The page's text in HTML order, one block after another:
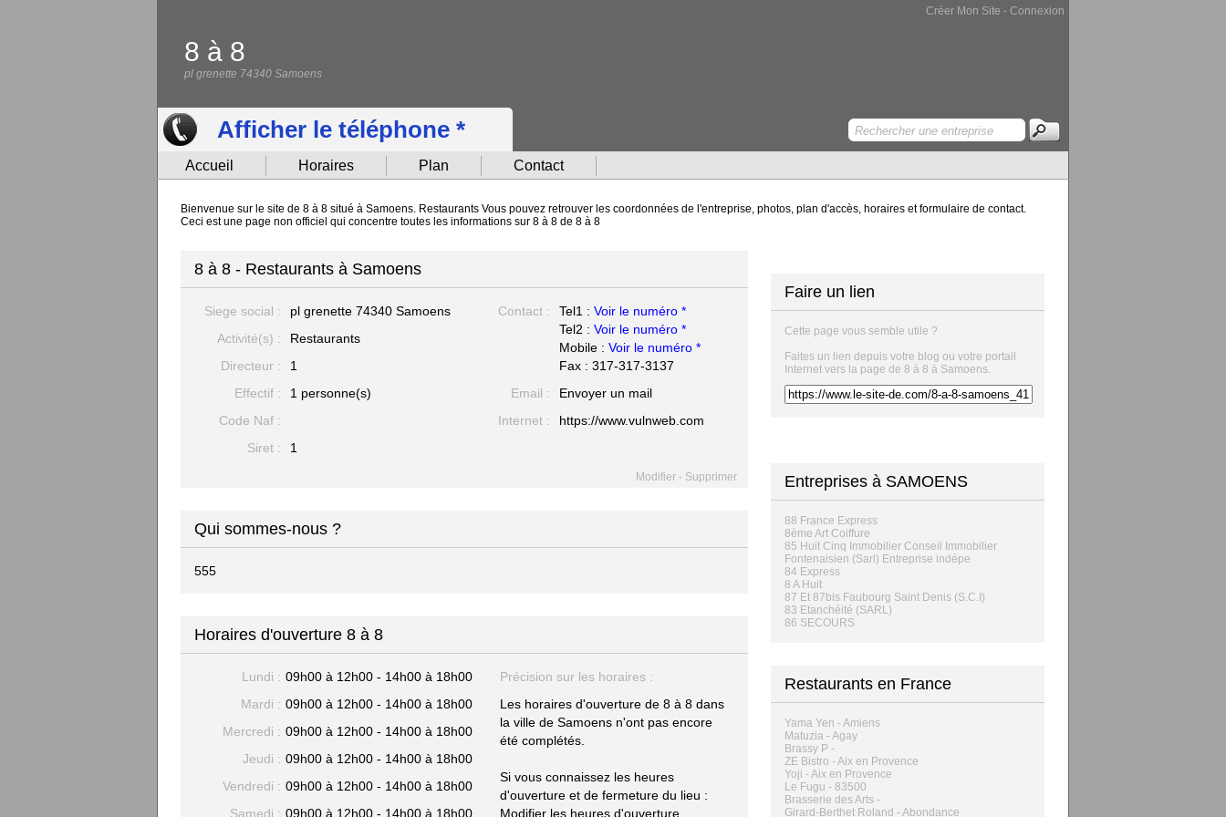
Créer Mon Site - Connexion
8 à 8
pl grenette 74340 Samoens
Afficher le téléphone *
Accueil Horaires Plan Contact
Bienvenue sur le site de 8 à 8 situé à Samoens. Restaurants Vous pouvez retrouver les coordonnées de l'entreprise, photos, plan d'accès, horaires et formulaire de contact.
Ceci est une page non officiel qui concentre toutes les informations sur 8 à 8 de 8 à 8
8 à 8 - Restaurants à Samoens
Siege social : pl grenette 74340 Samoens
Activité(s) :
Restaurants
Directeur :
1
Effectif :
1 personne(s)
Code Naf :
Siret :
1
Contact : Tel1 : Voir le numéro *
Tel2 : Voir le numéro *
Mobile : Voir le numéro *
Fax : 317-317-3137
Email :
Envoyer un mail
Internet :
https://www.vulnweb.com
Modifier - Supprimer
Qui sommes-nous ?
555
Horaires d'ouverture 8 à 8
Lundi : 09h00 à 12h00 - 14h00 à 18h00
Mardi : 09h00 à 12h00 - 14h00 à 18h00
Mercredi : 09h00 à 12h00 - 14h00 à 18h00
Jeudi : 09h00 à 12h00 - 14h00 à 18h00
Vendredi : 09h00 à 12h00 - 14h00 à 18h00
Samedi : 09h00 à 12h00 - 14h00 à 18h00
Précision sur les horaires :
Les horaires d'ouverture de 8 à 8 dans
la ville de Samoens n'ont pas encore
été complétés.
Si vous connaissez les heures
d'ouverture et de fermeture du lieu :
Modifier les heures d'ouverture
Faire un lien
Cette page vous semble utile ?
Faites un lien depuis votre blog ou votre portail
Internet vers la page de 8 à 8 à Samoens.
Entreprises à SAMOENS
88 France Express
8ème Art Coiffure
85 Huit Cinq Immobilier Conseil Immobilier
Fontenaisien (Sarl) Entreprise indépe
84 Express
8 A Huit
87 Et 87bis Faubourg Saint Denis (S.C.I)
83 Etanchéité (SARL)
86 SECOURS
Restaurants en France
Yama Yen - Amiens
Matuzia - Agay
Brassy P -
ZE Bistro - Aix en Provence
Yoji - Aix en Provence
Le Fugu - 83500
Brasserie des Arts -
Girard-Berthet Roland - Abondance